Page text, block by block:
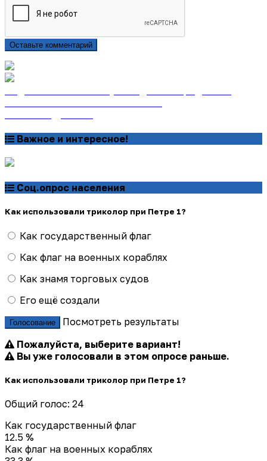
Оставьте комментарий
Важное и интересное!
Соц.опрос населения
Как использовали триколор при Петре 1?
Как государственный флаг
Как флаг на военных кораблях
Как знамя торговых судов
Его ещё создали
Голосование
Посмотреть результаты
Пожалуйста, выберите вариант!
Вы уже голосовали в этом опросе раньше.
Как использовали триколор при Петре 1?
Общий голос: 24
Как государственный флаг
12.5 %
Как флаг на военных кораблях